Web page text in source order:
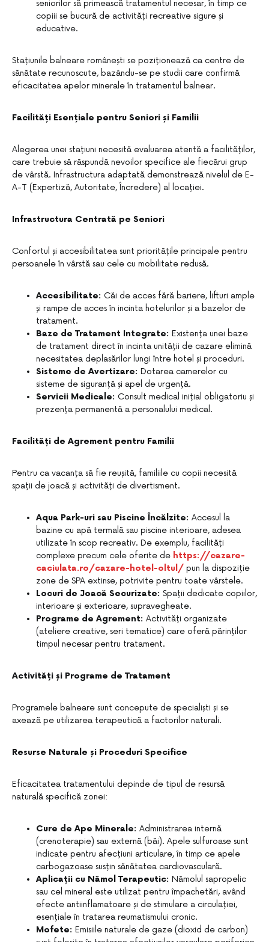
seniorilor să primească tratamentul necesar, în timp ce
copiii se bucură de activități recreative sigure și
educative.
Stațiunile balneare românești se poziționează ca centre de
sănătate recunoscute, bazându-se pe studii care confirmă
eficacitatea apelor minerale în tratamentul balnear.
Facilități Esențiale pentru Seniori și Familii
Alegerea unei stațiuni necesită evaluarea atentă a facilităților,
care trebuie să răspundă nevoilor specifice ale fiecărui grup
de vârstă. Infrastructura adaptată demonstrează nivelul de E-
A-T (Expertiză, Autoritate, Încredere) al locației.
Infrastructura Centrată pe Seniori
Confortul și accesibilitatea sunt prioritățile principale pentru
persoanele în vârstă sau cele cu mobilitate redusă.
Accesibilitate: Căi de acces fără bariere, lifturi ample
și rampe de acces în incinta hotelurilor și a bazelor de
tratament.
Baze de Tratament Integrate: Existența unei baze
de tratament direct în incinta unității de cazare elimină
necesitatea deplasărilor lungi între hotel și proceduri.
Sisteme de Avertizare: Dotarea camerelor cu
sisteme de siguranță și apel de urgență.
Servicii Medicale: Consult medical inițial obligatoriu și
prezența permanentă a personalului medical.
Facilități de Agrement pentru Familii
Pentru ca vacanța să fie reușită, familiile cu copii necesită
spații de joacă și activități de divertisment.
Aqua Park-uri sau Piscine Încălzite: Accesul la
bazine cu apă termală sau piscine interioare, adesea
utilizate în scop recreativ. De exemplu, facilități
complexe precum cele oferite de https://cazare-
caciulata.ro/cazare-hotel-oltul/ pun la dispoziție
zone de SPA extinse, potrivite pentru toate vârstele.
Locuri de Joacă Securizate: Spații dedicate copiilor,
interioare și exterioare, supravegheate.
Programe de Agrement: Activități organizate
(ateliere creative, seri tematice) care oferă părinților
timpul necesar pentru tratament.
Activități și Programe de Tratament
Programele balneare sunt concepute de specialiști și se
axează pe utilizarea terapeutică a factorilor naturali.
Resurse Naturale și Proceduri Specifice
Eficacitatea tratamentului depinde de tipul de resursă
naturală specifică zonei:
Cure de Ape Minerale: Administrarea internă
(crenoterapie) sau externă (băi). Apele sulfuroase sunt
indicate pentru afecțiuni articulare, în timp ce apele
carbogazoase susțin sănătatea cardiovasculară.
Aplicații cu Nămol Terapeutic: Nămolul sapropelic
sau cel mineral este utilizat pentru împachetări, având
efecte antiinflamatoare și de stimulare a circulației,
esențiale în tratarea reumatismului cronic.
Mofete: Emisiile naturale de gaze (dioxid de carbon)